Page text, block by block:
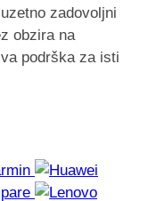
zadovoljni
obzira na
podrška za isti